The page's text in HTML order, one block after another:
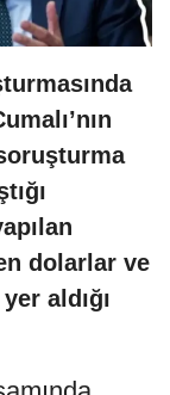
dolarlar ve
aldığı